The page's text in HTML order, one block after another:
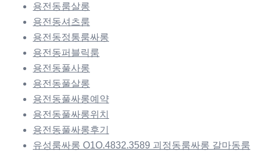
용전동룸살롱
용전동셔츠룸
용전동정통룸싸롱
용전동퍼블릭룸
용전동풀사롱
용전동풀살롱
용전동풀싸롱예약
용전동풀싸롱위치
용전동풀싸롱후기
유성룸싸롱 O1O.4832.3589 괴정동룸싸롱 갈마동룸